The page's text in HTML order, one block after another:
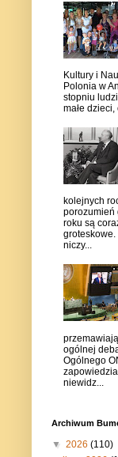
Kultury i
Polonia w
stopniu
małe dzieci,
kolejnych
porozumień
roku są
groteskowe.
niczy...
ogólnej
Ogólnego
niewidz...
Archiwum
▼ 2026 (110)